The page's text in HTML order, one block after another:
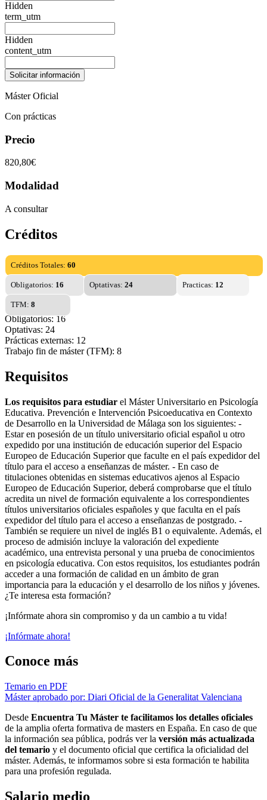
Hidden
term_utm
Hidden
content_utm
Máster Oficial
Con prácticas
Precio
820,80€
Modalidad
A consultar
Créditos
Créditos Totales: 60
Obligatorios: 16 Optativas:24 Practicas: 12
TFM: 8
Obligatorios: 16
Optativas: 24
Prácticas externas: 12
Trabajo fin de máster (TFM): 8
Requisitos
Los requisitos para estudiar el Máster Universitario en Psicología
Educativa. Prevención e Intervención Psicoeducativa en Contexto
de Desarrollo en la Universidad de Málaga son los siguientes: -
Estar en posesión de un título universitario oficial español u otro
expedido por una institución de educación superior del Espacio
Europeo de Educación Superior que faculte en el país expedidor del
título para el acceso a enseñanzas de máster. - En caso de
titulaciones obtenidas en sistemas educativos ajenos al Espacio
Europeo de Educación Superior, deberá comprobarse que el título
acredita un nivel de formación equivalente a los correspondientes
títulos universitarios oficiales españoles y que faculta en el país
expedidor del título para el acceso a enseñanzas de postgrado. -
También se requiere un nivel de inglés B1 o equivalente. Además, el
proceso de admisión incluye la valoración del expediente
académico, una entrevista personal y una prueba de conocimientos
en psicología educativa. Con estos requisitos, los estudiantes podrán
acceder a una formación de calidad en un ámbito de gran
importancia para la educación y el desarrollo de los niños y jóvenes.
¿Te interesa esta formación?
¡Infórmate ahora sin compromiso y da un cambio a tu vida!
¡Infórmate ahora!
Conoce más
Temario en PDF
Máster aprobado por: Diari Oficial de la Generalitat Valenciana
Desde Encuentra Tu Máster te facilitamos los detalles oficiales
de la amplia oferta formativa de masters en España. En caso de que
la información sea pública, podrás ver la versión más actualizada
del temario y el documento oficial que certifica la oficialidad del
máster. Además, te informamos sobre si esta formación te habilita
para una profesión regulada.
Salario medio